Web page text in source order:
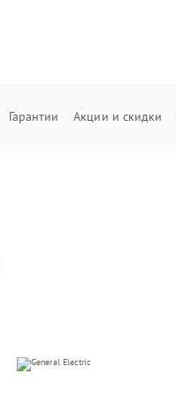
Гарантии Акции и скидки